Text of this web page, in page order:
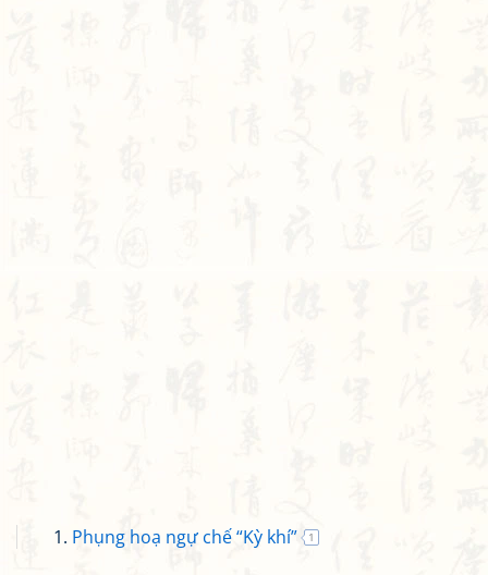
Phụng hoạ ngự chế “Kỳ khí” 1